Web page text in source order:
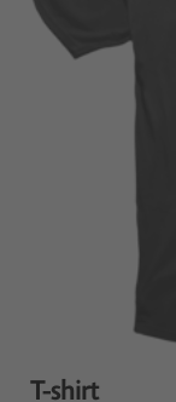
T-shirt